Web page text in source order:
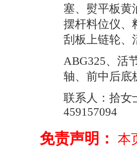
塞、熨平板黄
摆杆料位仪、
刮板上链轮、
ABG325、活
轴、前中后底
联系人：拾
459157094
免责声明： 本